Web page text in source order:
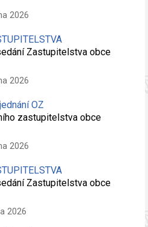
2026
Zastupitelstva obce
2026
OZ
zastupitelstva obce
2026
Zastupitelstva obce
2026